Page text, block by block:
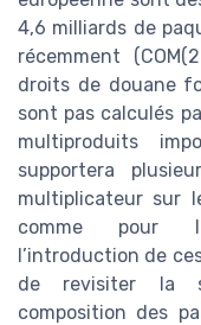
4,6 milliards de
récemment
droits de douane
sont pas calculés
multiproduits
supportera
multiplicateur sur
comme pour
l’introduction de
de revisiter la
composition des